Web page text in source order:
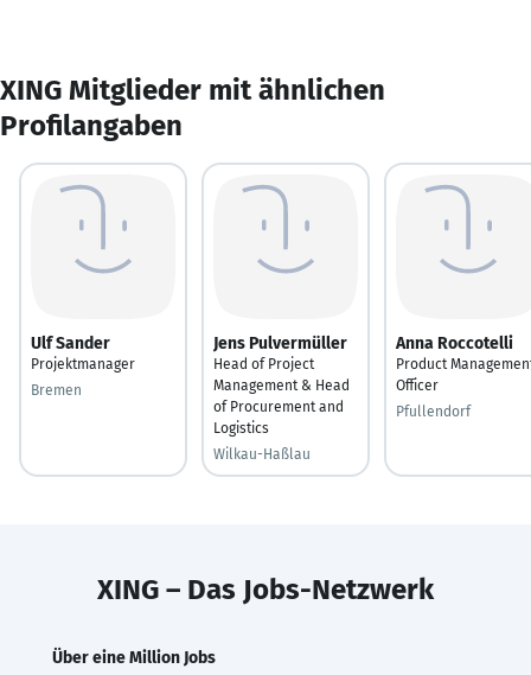
XING Mitglieder mit ähnlichen
Profilangaben
Ulf Sander
Projektmanager
Bremen
Jens Pulvermüller
Head of Project
Management & Head
of Procurement and
Logistics
Wilkau-Haßlau
Anna Roccotelli
Product
Officer
Pfullendorf
XING – Das Jobs-Netzwerk
Über eine Million Jobs